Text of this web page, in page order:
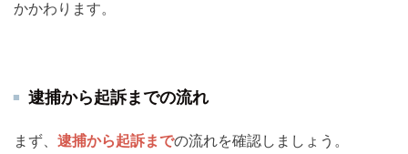
かかわります。
逮捕から起訴までの流れ
まず、 逮捕から起訴までの流れを確認しましょう。